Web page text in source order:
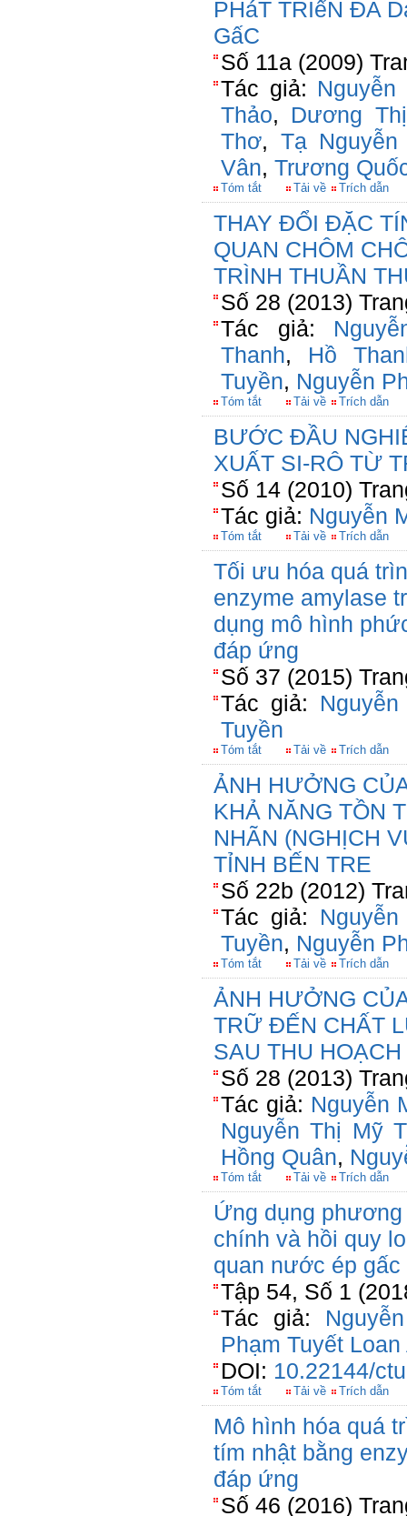
PHáT TRIểN ĐA
GấC
Số 11a (2009)
Tác giả: Nguyễn
Thảo, Dương
Thơ, Tạ
Vân, Trương
Tóm tắt Tải về Trích dẫn
THAY ĐỔI ĐẶC
QUAN CHÔM
TRÌNH THUẦN
Số 28 (2013)
Tác giả:
Thanh, Hồ
Tuyền, Nguyễn
Tóm tắt Tải về Trích dẫn
BƯỚC ĐẦU
XUẤT SI-RÔ TỪ
Số 14 (2010)
Tác giả: Nguyễn
Tóm tắt Tải về Trích dẫn
Tối ưu hóa quá
enzyme amylase
dụng mô hình
đáp ứng
Số 37 (2015)
Tác giả:
Tuyền
Tóm tắt Tải về Trích dẫn
ẢNH HƯỞNG
KHẢ NĂNG TỒN
NHÃN (NGHỊCH
TỈNH BẾN TRE
Số 22b (2012)
Tác giả:
Tuyền, Nguyễn
Tóm tắt Tải về Trích dẫn
ẢNH HƯỞNG
TRỮ ĐẾN CHẤT
SAU THU HOẠCH
Số 28 (2013)
Tác giả: Nguyễn
Nguyễn Thị Mỹ
Hồng Quân,
Tóm tắt Tải về Trích dẫn
Ứng dụng
chính và hồi quy
quan nước ép gấc
Tập 54, Số 1
Tác giả:
Phạm Tuyết Loan
DOI: 10.22144/
Tóm tắt Tải về Trích dẫn
Mô hình hóa quá
tím nhật bằng
đáp ứng
Số 46 (2016)